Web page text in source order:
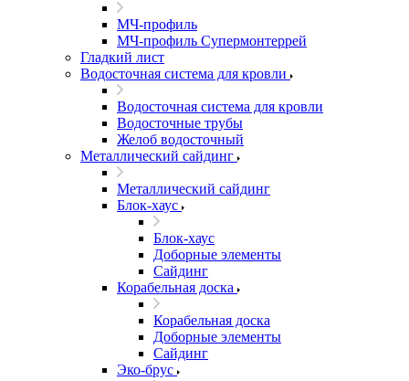
МЧ-профиль
МЧ-профиль Супермонтеррей
Гладкий лист
Водосточная система для кровли
Водосточная система для кровли
Водосточные трубы
Желоб водосточный
Металлический сайдинг
Металлический сайдинг
Блок-хаус
Блок-хаус
Доборные элементы
Сайдинг
Корабельная доска
Корабельная доска
Доборные элементы
Сайдинг
Эко-брус